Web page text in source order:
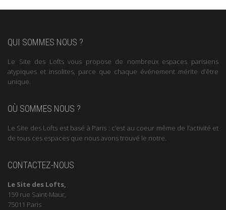
QUI SOMMES NOUS ?
Le Site des Lofts vous propose de nombreux espaces parisiens
atypiques et insolites, parce que chaque événement mérite d’être
unique.
OÙ SOMMES NOUS ?
Le Site des Lofts est basé à Paris : c’est au coeur même de l’activité et
de tous ces espaces que nous avons trouvé le notre.
CONTACTEZ-NOUS
Le Site des Lofts,
159 rue Saint-Maur,
75011 Paris